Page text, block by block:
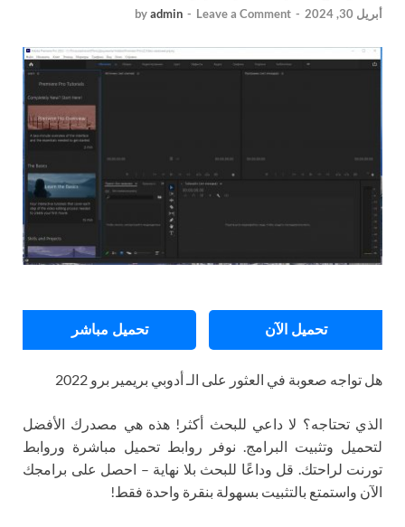
أبريل 30, 2024 -
byadmin - Leave a Comment
تحميل الآن تحميل مباشر
هل تواجه صعوبة في العثور على الـ أدوبي بريمير برو 2022
الذي تحتاجه؟ لا داعي للبحث أكثر! هذه هي مصدرك الأفضل
لتحميل وتثبيت البرامج. نوفر روابط تحميل مباشرة وروابط
تورنت لراحتك. قل وداعًا للبحث بلا نهاية – احصل على برامجك
الآن واستمتع بالتثبيت بسهولة بنقرة واحدة فقط!